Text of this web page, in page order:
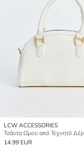
LCW ACCESSORIES
14.99 EUR